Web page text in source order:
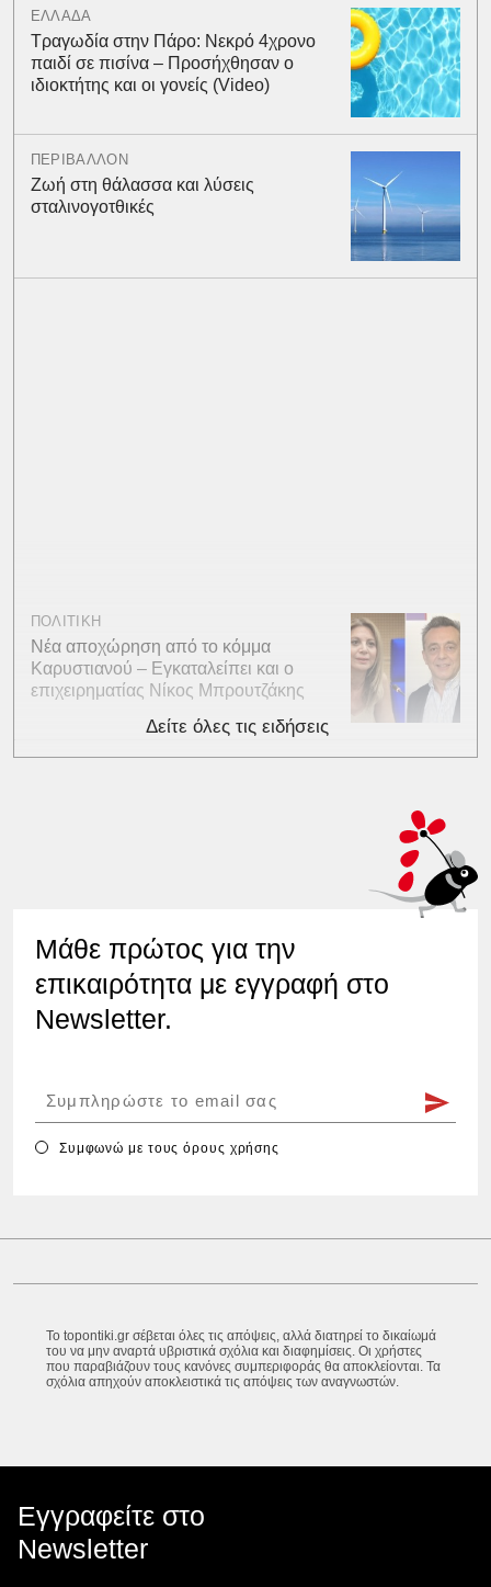
ΕΛΛΑΔΑ
Τραγωδία στην Πάρο: Νεκρό 4χρονο
παιδί σε πισίνα – Προσήχθησαν ο
ιδιοκτήτης και οι γονείς (Video)
ΠΕΡΙΒΑΛΛΟΝ
Ζωή στη θάλασσα και λύσεις
σταλινογοτθικές
ΠΟΛΙΤΙΚΗ
Νέα αποχώρηση από το κόμμα
Καρυστιανού – Εγκαταλείπει και ο
επιχειρηματίας Νίκος Μπρουτζάκης
Δείτε όλες τις ειδήσεις
Μάθε πρώτος για την
επικαιρότητα με εγγραφή στο
Newsletter.
Συμφωνώ με τουςόρους χρήσης
Το topontiki.gr σέβεται όλες τις απόψεις, αλλά διατηρεί το δικαίωμά
του να μην αναρτά υβριστικά σχόλια και διαφημίσεις. Οι χρήστες
που παραβιάζουν τους κανόνες συμπεριφοράς θα αποκλείονται. Τα
σχόλια απηχούν αποκλειστικά τις απόψεις των αναγνωστών.
Εγγραφείτε στο
Newsletter